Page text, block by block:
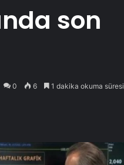
son
0 6 1 dakika okuma süresi